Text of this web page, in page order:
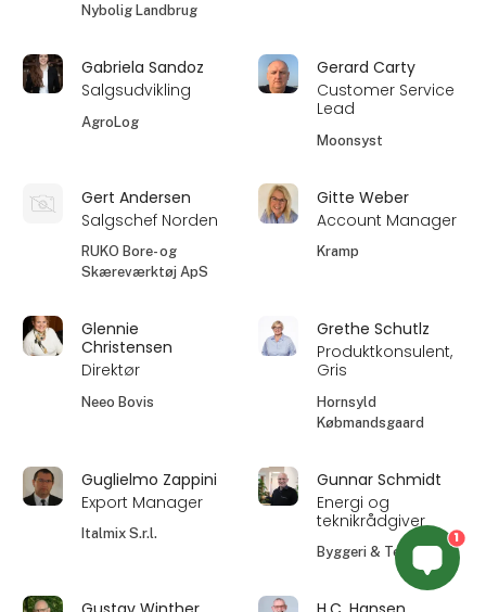
Nybolig Landbrug
Gabriela Sandoz
Salgsudvikling
AgroLog
Gerard Carty
Customer Service
Lead
Moonsyst
Gert Andersen
Salgschef Norden
RUKO Bore- og
Skæreværktøj ApS
Gitte Weber
Account Manager
Kramp
Glennie
Christensen
Direktør
Neeo Bovis
Grethe Schutlz
Produktkonsulent,
Gris
Hornsyld
Købmandsgaard
Guglielmo Zappini
Export Manager
Italmix S.r.l.
Gunnar Schmidt
Energi og
teknikrådgiver
Byggeri & Teknik A/S
1